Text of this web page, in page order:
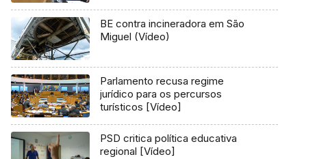
BE contra incineradora em São
Miguel (Vídeo)
Parlamento recusa regime
jurídico para os percursos
turísticos [Vídeo]
PSD critica política educativa
regional [Vídeo]